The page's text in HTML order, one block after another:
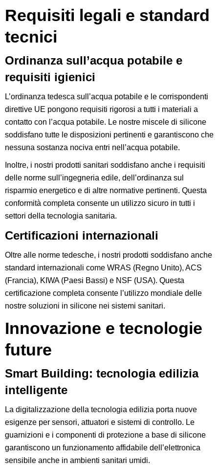
Requisiti legali e standard
tecnici
Ordinanza sull’acqua potabile e
requisiti igienici
L’ordinanza tedesca sull’acqua potabile e le corrispondenti
direttive UE pongono requisiti rigorosi a tutti i materiali a
contatto con l’acqua potabile. Le nostre miscele di silicone
soddisfano tutte le disposizioni pertinenti e garantiscono che
nessuna sostanza nociva entri nell’acqua potabile.
Inoltre, i nostri prodotti sanitari soddisfano anche i requisiti
delle norme sull’ingegneria edile, dell’ordinanza sul
risparmio energetico e di altre normative pertinenti. Questa
conformità completa consente un utilizzo sicuro in tutti i
settori della tecnologia sanitaria.
Certificazioni internazionali
Oltre alle norme tedesche, i nostri prodotti soddisfano anche
standard internazionali come WRAS (Regno Unito), ACS
(Francia), KIWA (Paesi Bassi) e NSF (USA). Questa
certificazione completa consente l’utilizzo mondiale delle
nostre soluzioni in silicone nei sistemi sanitari.
Innovazione e tecnologie
future
Smart Building: tecnologia edilizia
intelligente
La digitalizzazione della tecnologia edilizia porta nuove
esigenze per sensori, attuatori e sistemi di controllo. Le
guarnizioni e i componenti di protezione a base di silicone
garantiscono un funzionamento affidabile dell’elettronica
sensibile anche in ambienti sanitari umidi.